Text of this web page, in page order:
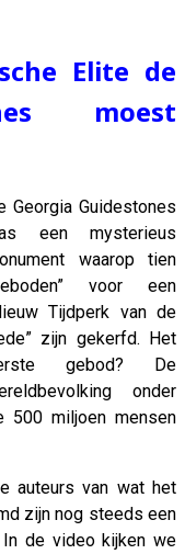
Elite de
moest
Georgia Guidestones
een mysterieus
waarop tien
voor een
Tijdperk van de
zijn gekerfd. Het
gebod? De
onder
500 miljoen mensen
auteurs van wat het
zijn nog steeds een
In de video kijken we